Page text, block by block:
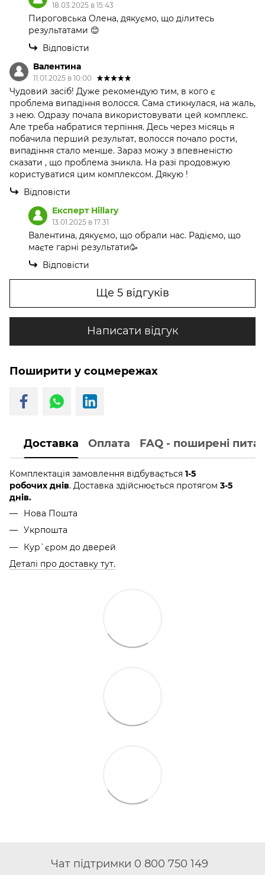
18.03.2025 в 15:43
Пироговська Олена, дякуємо, що ділитесь
результатами 😊
Відповісти
Валентина
11.01.2025 в 10:00
Чудовий засіб! Дуже рекомендую тим, в кого є
проблема випадіння волосся. Сама стикнулася, на жаль,
з нею. Одразу почала використовувати цей комплекс.
Але треба набратися терпіння. Десь через місяць я
побачила перший результат, волосся почало рости,
випадіння стало менше. Зараз можу з впевненістю
сказати , що проблема зникла. На разі продовжую
користуватися цим комплексом. Дякую !
Відповісти
Експерт Hillary
13.01.2025 в 17:31
Валентина, дякуємо, що обрали нас. Радіємо, що
маєте гарні результати🥳
Відповісти
Ще 5 відгуків
Написати відгук
Поширити у соцмережах
Доставка Оплата FAQ - поширені
Комплектація замовлення відбувається 1-5
робочих днів. Доставка здійснюється протягом 3-5
днів.
Нова Пошта
Укрпошта
Кур`єром до дверей
Деталі про доставку тут.
Чат підтримки 0 800 750 149